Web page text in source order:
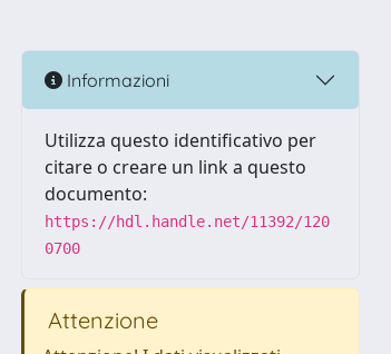
Informazioni
Utilizza questo identificativo per
citare o creare un link a questo
documento:
https://hdl.handle.net/11392/120
0700
Attenzione